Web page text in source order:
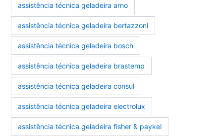
assistência técnica geladeira arno
assistência técnica geladeira bertazzoni
assistência técnica geladeira bosch
assistência técnica geladeira brastemp
assistência técnica geladeira consul
assistência técnica geladeira electrolux
assistência técnica geladeira fisher & paykel